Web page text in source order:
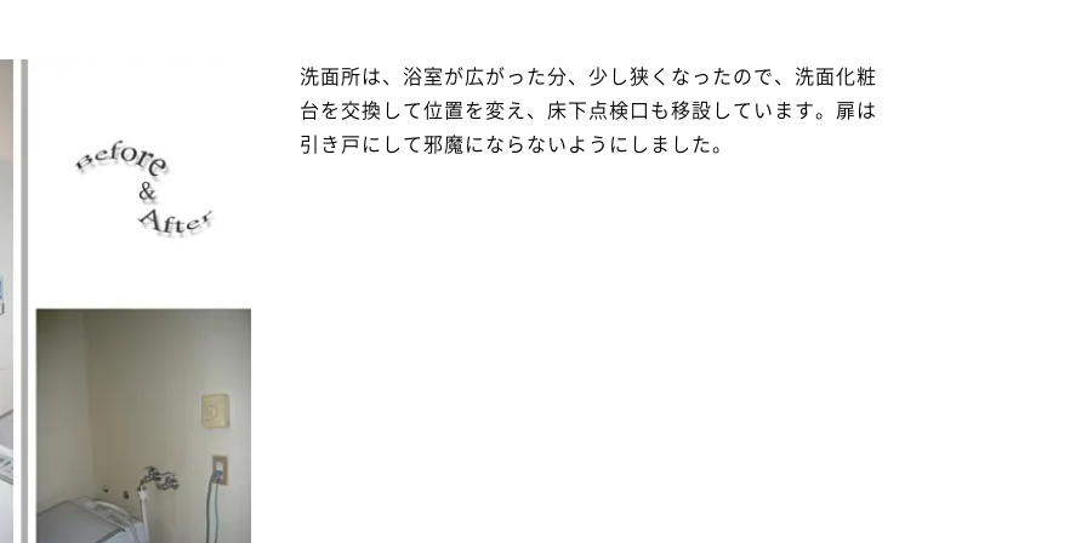
洗面所は、浴室が広がった分、少し狭くなったので、洗面化粧
台を交換して位置を変え、床下点検口も移設しています。扉は
引き戸にして邪魔にならないようにしました。